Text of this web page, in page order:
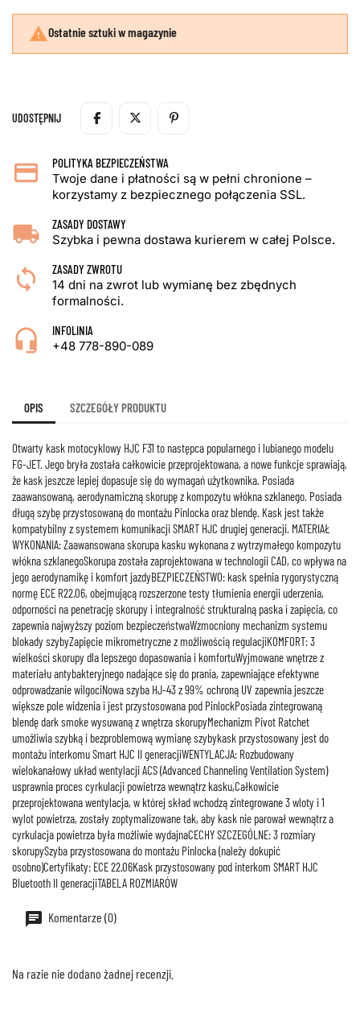
Ostatnie sztuki w magazynie
UDOSTĘPNIJ
POLITYKA BEZPIECZEŃSTWA
Twoje dane i płatności są w pełni chronione –
korzystamy z bezpiecznego połączenia SSL.
ZASADY DOSTAWY
Szybka i pewna dostawa kurierem w całej Polsce.
ZASADY ZWROTU
14 dni na zwrot lub wymianę bez zbędnych
formalności.
INFOLINIA
+48 778-890-089
OPIS SZCZEGÓŁY PRODUKTU
Otwarty kask motocyklowy HJC F31 to następca popularnego i lubianego modelu
FG-JET. Jego bryła została całkowicie przeprojektowana, a nowe funkcje sprawiają,
że kask jeszcze lepiej dopasuje się do wymagań użytkownika. Posiada
zaawansowaną, aerodynamiczną skorupę z kompozytu włókna szklanego. Posiada
długą szybę przystosowaną do montażu Pinlocka oraz blendę. Kask jest także
kompatybilny z systemem komunikacji SMART HJC drugiej generacji. MATERIAŁ
WYKONANIA: Zaawansowana skorupa kasku wykonana z wytrzymałego kompozytu
włókna szklanegoSkorupa została zaprojektowana w technologii CAD, co wpływa na
jego aerodynamikę i komfort jazdyBEZPIECZEŃSTWO: kask spełnia rygorystyczną
normę ECE R22.06, obejmującą rozszerzone testy tłumienia energii uderzenia,
odporności na penetrację skorupy i integralność strukturalną paska i zapięcia, co
zapewnia najwyższy poziom bezpieczeństwaWzmocniony mechanizm systemu
blokady szybyZapięcie mikrometryczne z możliwością regulacjiKOMFORT: 3
wielkości skorupy dla lepszego dopasowania i komfortuWyjmowane wnętrze z
materiału antybakteryjnego nadające się do prania, zapewniające efektywne
odprowadzanie wilgociNowa szyba HJ-43 z 99% ochroną UV zapewnia jeszcze
większe pole widzenia i jest przystosowana pod PinlockPosiada zintegrowaną
blendę dark smoke wysuwaną z wnętrza skorupyMechanizm Pivot Ratchet
umożliwia szybką i bezproblemową wymianę szybykask przystosowany jest do
montażu interkomu Smart HJC II generacjiWENTYLACJA: Rozbudowany
wielokanałowy układ wentylacji ACS (Advanced Channeling Ventilation System)
usprawnia proces cyrkulacji powietrza wewnątrz kasku,Całkowicie
przeprojektowana wentylacja, w której skład wchodzą zintegrowane 3 wloty i 1
wylot powietrza, zostały zoptymalizowane tak, aby kask nie parował wewnątrz a
cyrkulacja powietrza była możliwie wydajnaCECHY SZCZEGÓLNE: 3 rozmiary
skorupySzyba przystosowana do montażu Pinlocka (należy dokupić
osobno)Certyfikaty: ECE 22.06Kask przystosowany pod interkom SMART HJC
Bluetooth II generacjiTABELA ROZMIARÓW
Komentarze (0)
Na razie nie dodano żadnej recenzji.